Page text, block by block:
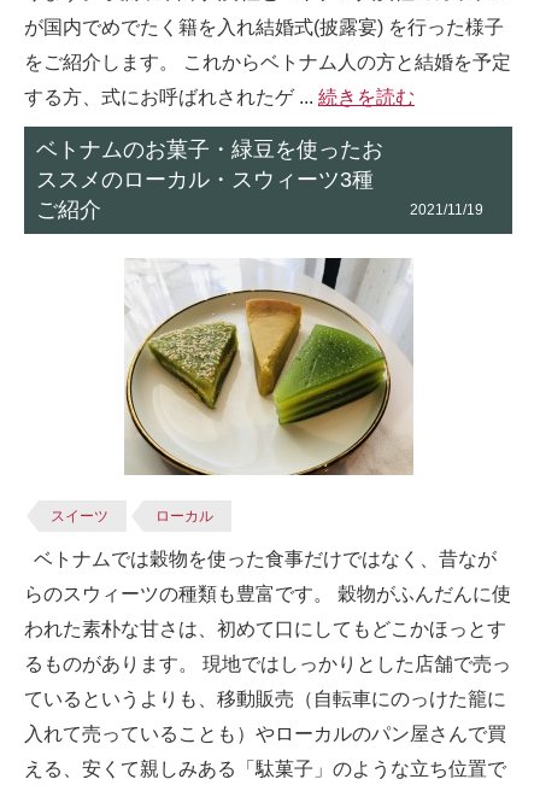
が国内でめでたく籍を入れ結婚式(披露宴) を行った様子
をご紹介します。 これからベトナム人の方と結婚を予定
する方、式にお呼ばれされたゲ ... 続きを読む
ベトナムのお菓子・緑豆を使ったお
ススメのローカル・スウィーツ3種
ご紹介
2021/11/19
スイーツ ローカル
ベトナムでは穀物を使った食事だけではなく、昔なが
らのスウィーツの種類も豊富です。 穀物がふんだんに使
われた素朴な甘さは、初めて口にしてもどこかほっとす
るものがあります。 現地ではしっかりとした店舗で売っ
ているというよりも、移動販売（自転車にのっけた籠に
入れて売っていることも）やローカルのパン屋さんで買
える、安くて親しみある「駄菓子」のような立ち位置で